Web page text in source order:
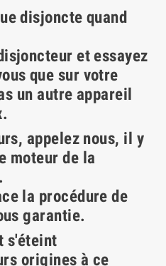
disjoncte quand
et essayez
que sur votre
un autre appareil
appelez nous, il y
moteur de la
la procédure de
garantie.
s'éteint
origines à ce